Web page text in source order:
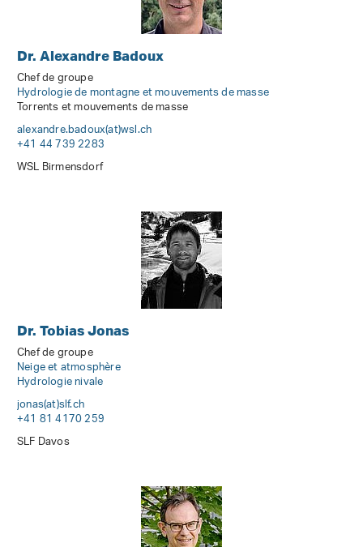
Dr. Alexandre Badoux
Chef de groupe
Hydrologie de montagne et mouvements de masse
Torrents et mouvements de masse
alexandre.badoux(at)wsl.ch
+41 44 739 2283
WSL Birmensdorf
Dr. Tobias Jonas
Chef de groupe
Neige et atmosphère
Hydrologie nivale
jonas(at)slf.ch
+41 81 4170 259
SLF Davos